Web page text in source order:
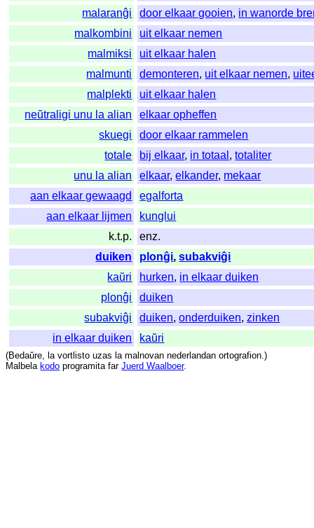
malaranĝi
door elkaar gooien, in wanorde
malkombini
uit elkaar nemen
malmiksi
uit elkaar halen
malmunti
demonteren, uit elkaar nemen,
malplekti
uit elkaar halen
neŭtraligi unu la alian
elkaar opheffen
skuegi
door elkaar rammelen
totale
bij elkaar, in totaal ,totaliter
unu la alian
elkaar,elkander, mekaar
aan elkaar gewaagd
egalforta
aan elkaar lijmen
kunglui
k.t.p.
enz.
duiken
plonĝi,subakviĝi
kaŭri
hurken, in elkaar duiken
plonĝi
duiken
subakviĝi
duiken,onderduiken,zinken
in elkaar duiken
kaŭri
(Bedaŭre, la vortlisto uzas la malnovan nederlandan ortografion.)
Malbela kodo programita far Juerd Waalboer.